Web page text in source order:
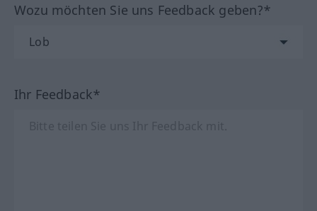
Wozu möchten Sie uns Feedback geben?*
Ihr Feedback*